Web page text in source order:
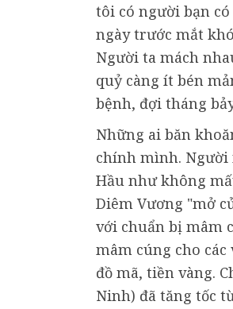
tôi có người bạn
ngày trước mắt
Người ta mách
quỷ càng ít bén
bệnh, đợi tháng
Những ai băn
chính mình. Người
Hầu như không
Diêm Vương "mở
với chuẩn bị mâm
mâm cúng cho
đồ mã, tiền vàng.
Ninh) đã tăng tốc